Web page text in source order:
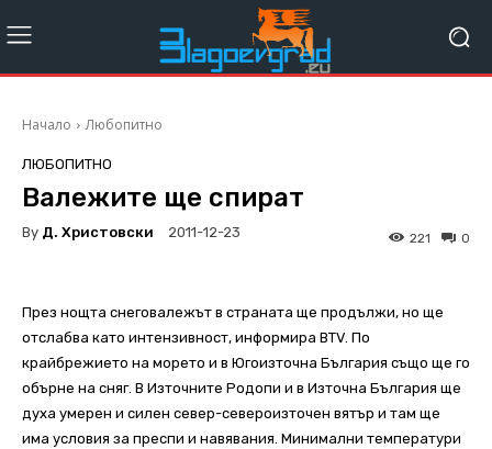
Начало Любопитно
ЛЮБОПИТНО
Валежите ще спират
By Д. Христовски 2011-12-23 0
221
През нощта снеговалежът в страната ще продължи, но ще
отслабва като интензивност, информира BTV. По
крайбрежието на морето и в Югоизточна България също ще го
обърне на сняг. В Източните Родопи и в Източна България ще
духа умерен и силен север-североизточен вятър и там ще
има условия за преспи и навявания. Минимални температури